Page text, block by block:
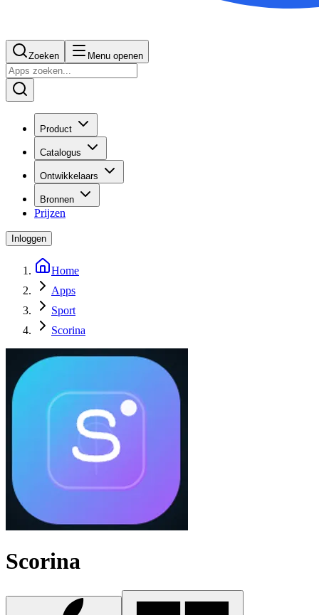
Zoeken Menu openen
Product
Catalogus
Ontwikkelaars
Bronnen
Prijzen
Inloggen
Home
Apps
Sport
Scorina
Scorina